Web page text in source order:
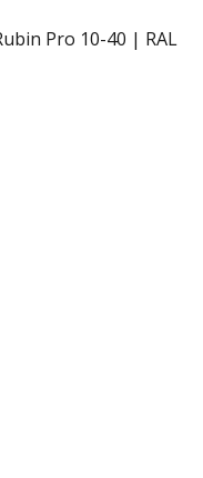
Pro 10-40 | RAL